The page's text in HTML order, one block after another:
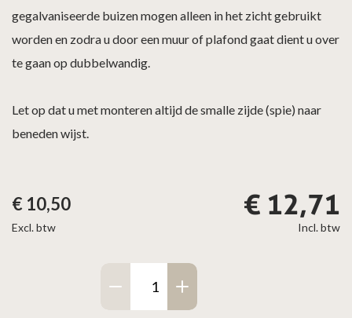
Incl. btw
€ 12,71
Excl. btw
€ 10,50
gegalvaniseerde buizen mogen alleen in het zicht gebruikt
worden en zodra u door een muur of plafond gaat dient u over
te gaan op dubbelwandig.
Let op dat u met monteren altijd de smalle zijde (spie) naar
beneden wijst.